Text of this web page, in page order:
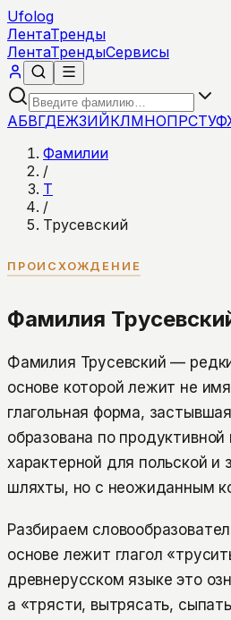
Ufolog
ЛентаТренды
ЛентаТрендыСервисы
АБВГДЕЖЗИЙКЛМНОПРСТУФ
Фамилии
/
Т
/
Трусевский
ПРОИСХОЖДЕНИЕ
Фамилия
Фамилия Трусевский —
основе которой лежит не
глагольная форма,
образована по
характерной для польской и
шляхты, но с неожиданным
Разбираем
основе лежит глагол
древнерусском языке это
а «трясти, вытрясать,